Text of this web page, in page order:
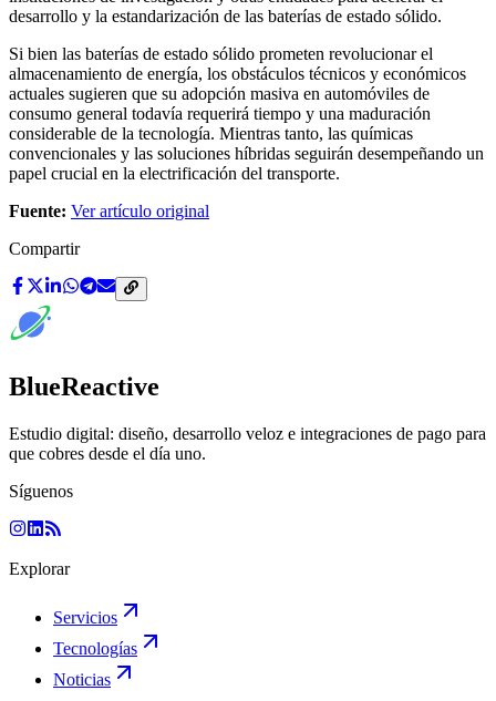
desarrollo y la estandarización de las baterías de estado sólido.
Si bien las baterías de estado sólido prometen revolucionar el
almacenamiento de energía, los obstáculos técnicos y económicos
actuales sugieren que su adopción masiva en automóviles de
consumo general todavía requerirá tiempo y una maduración
considerable de la tecnología. Mientras tanto, las químicas
convencionales y las soluciones híbridas seguirán desempeñando un
papel crucial en la electrificación del transporte.
Fuente: Ver artículo original
Compartir
BlueReactive
Estudio digital: diseño, desarrollo veloz e integraciones de pago para
que cobres desde el día uno.
Síguenos
Explorar
Servicios
Tecnologías
Noticias